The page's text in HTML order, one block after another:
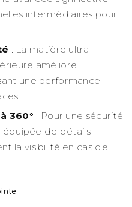
intermédiaires pour
: La matière ultra-
améliore
une performance
360° : Pour une sécurité
équipée de détails
la visibilité en cas de